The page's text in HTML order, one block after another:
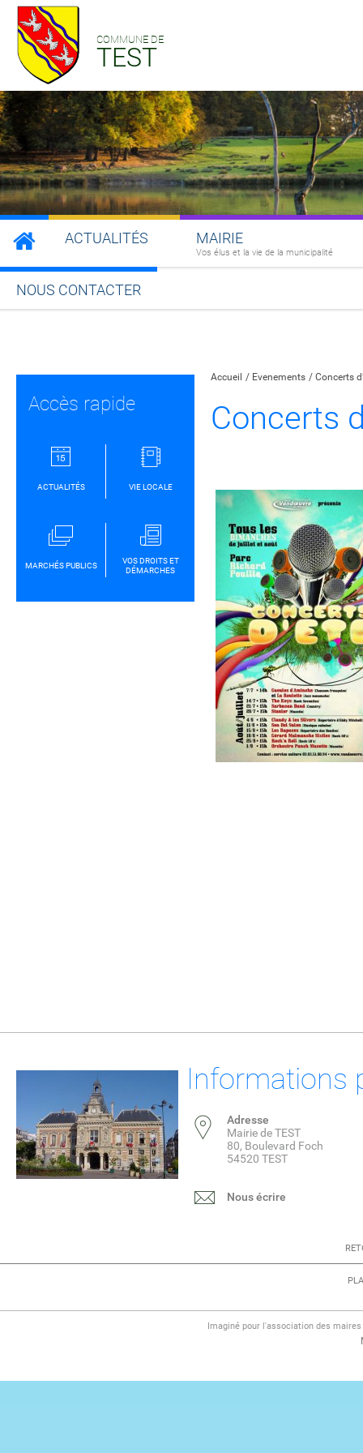
COMMUNE DE
TEST
ACTUALITÉS MAIRIE
Vos élus et la vie de la municipalité
NOUS CONTACTER
Accueil Evenements Concerts
Concerts
Accès rapide
ACTUALITÉS VIE LOCALE
MARCHÉS PUBLICS
VOS DROITS ET
DÉMARCHES
Informations
Adresse
Mairie de TEST
80, Boulevard Foch
54520 TEST
Nous écrire
Imaginé pour l'association des